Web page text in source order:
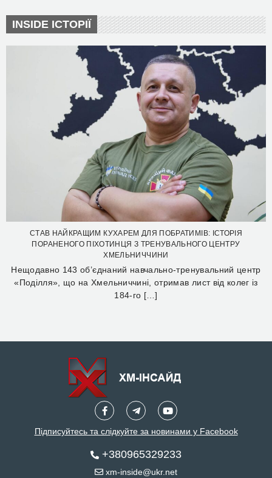
INSIDE ІСТОРІЇ
СТАВ НАЙКРАЩИМ КУХАРЕМ ДЛЯ ПОБРАТИМІВ: ІСТОРІЯ
ПОРАНЕНОГО ПІХОТИНЦЯ З ТРЕНУВАЛЬНОГО ЦЕНТРУ
ХМЕЛЬНИЧЧИНИ
Нещодавно 143 об’єднаний навчально-тренувальний центр
«Поділля», що на Хмельниччині, отримав лист від колег із
184-го […]
Підписуйтесь та слідкуйте за новинами у Facebook
+380965329233
xm-inside@ukr.net